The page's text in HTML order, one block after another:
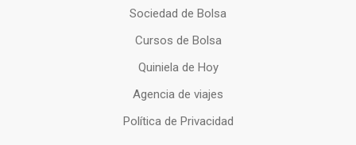
Sociedad de Bolsa
Cursos de Bolsa
Quiniela de Hoy
Agencia de viajes
Política de Privacidad